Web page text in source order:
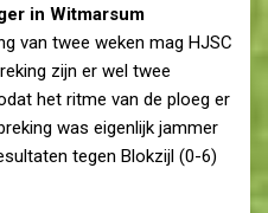
in Witmarsum
van twee weken mag HJSC
zijn er wel twee
het ritme van de ploeg er
was eigenlijk jammer
tegen Blokzijl (0-6)